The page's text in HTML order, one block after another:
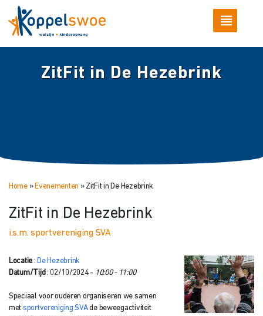
ZitFit in De Hezebrink
Home» Evenementen » ZitFit in De Hezebrink
ZitFit in De Hezebrink
i.s.m. sportvereniging SVA
Locatie : De Hezebrink
Datum/Tijd : 02/10/2024 - 10:00 - 11:00
Speciaal voor ouderen organiseren we samen
met sportvereniging SVAde beweegactiviteit